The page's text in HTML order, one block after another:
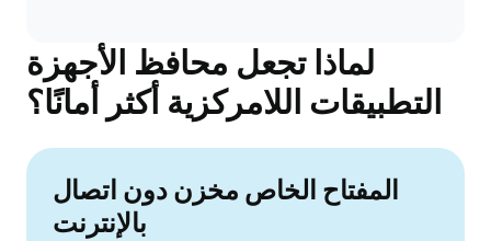
لماذا تجعل محافظ الأجهزة
التطبيقات اللامركزية أكثر أمانًا؟
المفتاح الخاص مخزن دون اتصال
بالإنترنت